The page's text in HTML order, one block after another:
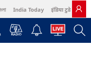
India Today इंडिया टुडे हिंदी
Bazaar Northeast